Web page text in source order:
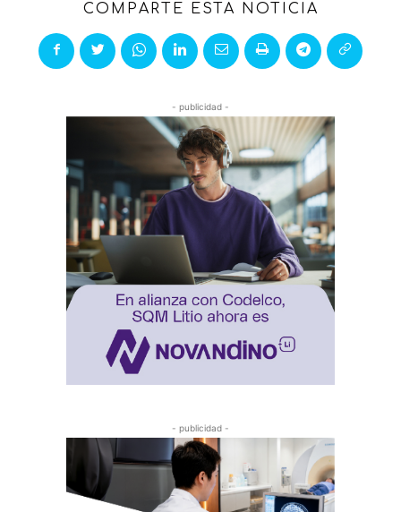
COMPARTE ESTA NOTICIA
- publicidad -
- publicidad -